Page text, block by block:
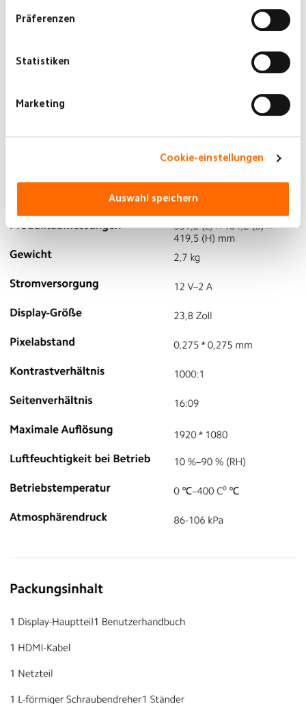
Präferenzen
Statistiken
Marketing
Cookie-einstellungen
Auswahl speichern